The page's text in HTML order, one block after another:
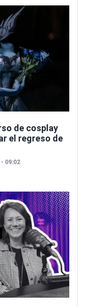
de cosplay
el regreso de
- 09:02